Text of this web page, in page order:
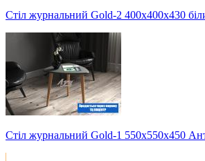
Стіл журнальний Gold-2 400х400х430
Стіл журнальний Gold-1 550х550х450